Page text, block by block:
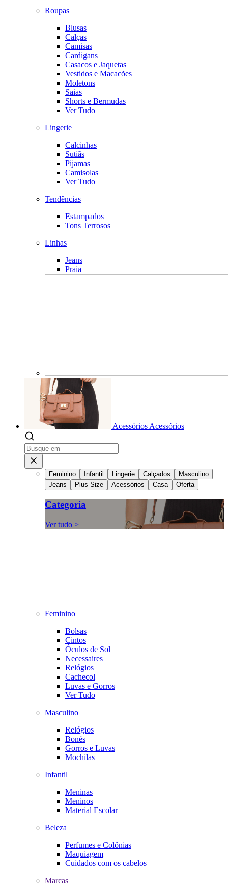
Roupas
Blusas
Calças
Camisas
Cardigans
Casacos e Jaquetas
Vestidos e Macacões
Moletons
Saias
Shorts e Bermudas
Ver Tudo
Lingerie
Calcinhas
Sutiãs
Pijamas
Camisolas
Ver Tudo
Tendências
Estampados
Tons Terrosos
Linhas
Jeans
Praia
Acessórios Acessórios
Feminino Infantil Lingerie Calçados
Masculino
Jeans
Plus Size Acessórios Casa Oferta
Categoria
Ver tudo >
Feminino
Bolsas
Cintos
Óculos de Sol
Necessaires
Relógios
Cachecol
Luvas e Gorros
Ver Tudo
Masculino
Relógios
Bonés
Gorros e Luvas
Mochilas
Infantil
Meninas
Meninos
Material Escolar
Beleza
Perfumes e Colônias
Maquiagem
Cuidados com os cabelos
Marcas